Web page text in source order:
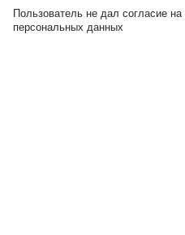
Пользователь не дал согласие на
персональных данных